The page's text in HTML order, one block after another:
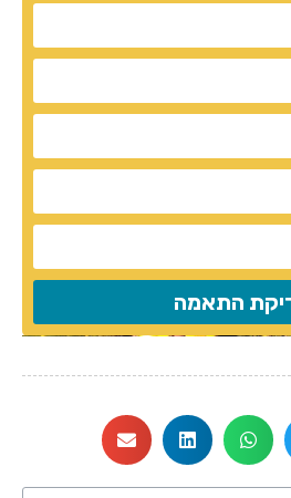
התאמה